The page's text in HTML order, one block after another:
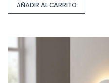
AÑADIR AL CARRITO